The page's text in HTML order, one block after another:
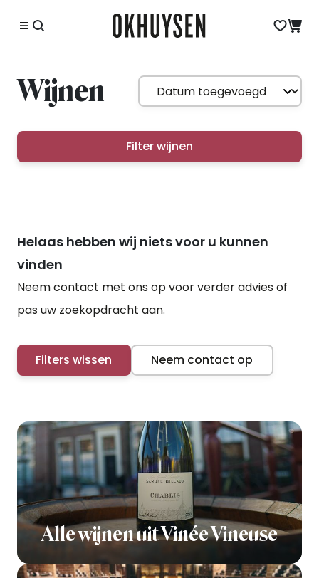
Wijnen
Filter wijnen
Helaas hebben wij niets voor u kunnen
vinden
Neem contact met ons op voor verder advies of
pas uw zoekopdracht aan.
Filters wissen Neem contact op
Alle wijnen uit Vinée Vineuse